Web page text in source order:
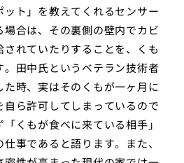
ト」を教えてくれるセンサー
合は、その裏側の壁内でカビ
れていたりすることを、くも
田中氏というベテラン技術者
時、実はそのくもが一ヶ月に
ら許可してしまっているので
くもが食べに来ている相手」
事であると語ります。また、